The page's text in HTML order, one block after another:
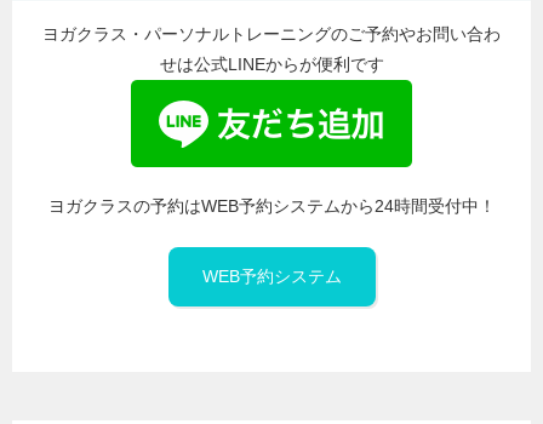
ヨガクラス・パーソナルトレーニングのご予約やお問い合わ
せは公式LINEからが便利です
ヨガクラスの予約はWEB予約システムから24時間受付中！
WEB予約システム